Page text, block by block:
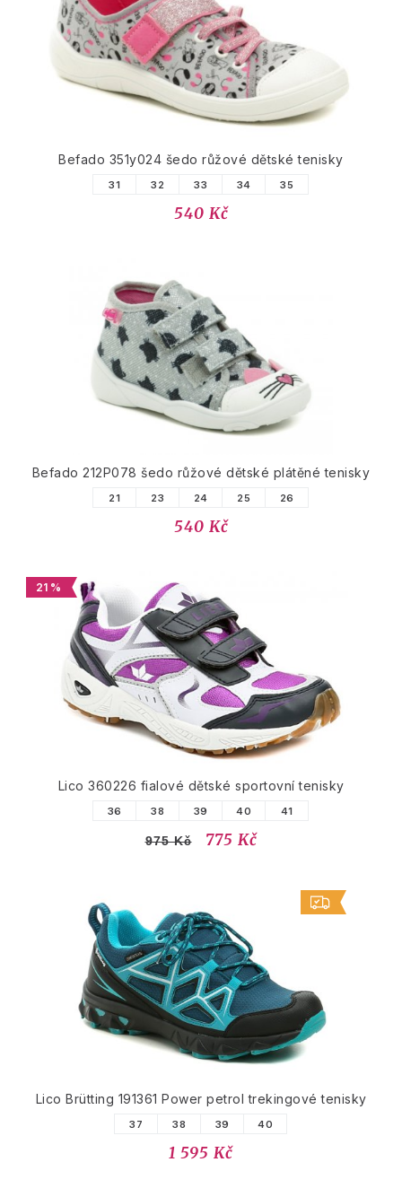
Befado 351y024 šedo růžové dětské tenisky
31 32 33 34 35
540 Kč
Befado 212P078 šedo růžové dětské plátěné tenisky
21 23 24 25 26
540 Kč
21 %
Lico 360226 fialové dětské sportovní tenisky
36 38 39 40 41
975 Kč 775 Kč
Lico Brütting 191361 Power petrol trekingové tenisky
37 38 39 40
1 595 Kč